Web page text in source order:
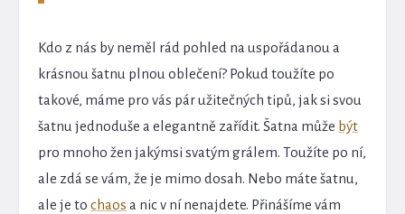
Kdo z nás by neměl rád pohled na uspořádanou a
krásnou šatnu plnou oblečení? Pokud toužíte po
takové, máme pro vás pár užitečných tipů, jak si svou
šatnu jednoduše a elegantně zařídit. Šatna může být
pro mnoho žen jakýmsi svatým grálem. Toužíte po ní,
ale zdá se vám, že je mimo dosah. Nebo máte šatnu,
ale je tochaos a nic v ní nenajdete. Přinášíme vám